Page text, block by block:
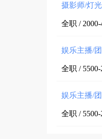
摄影师/灯
全职 /
娱乐主播/
全职 /
娱乐主播/
全职 /